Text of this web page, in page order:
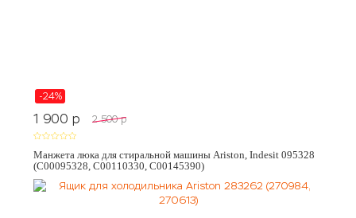
-24%
1 900 p 2 500 p
Манжета люка для стиральной машины Ariston, Indesit 095328
(C00095328, C00110330, C00145390)